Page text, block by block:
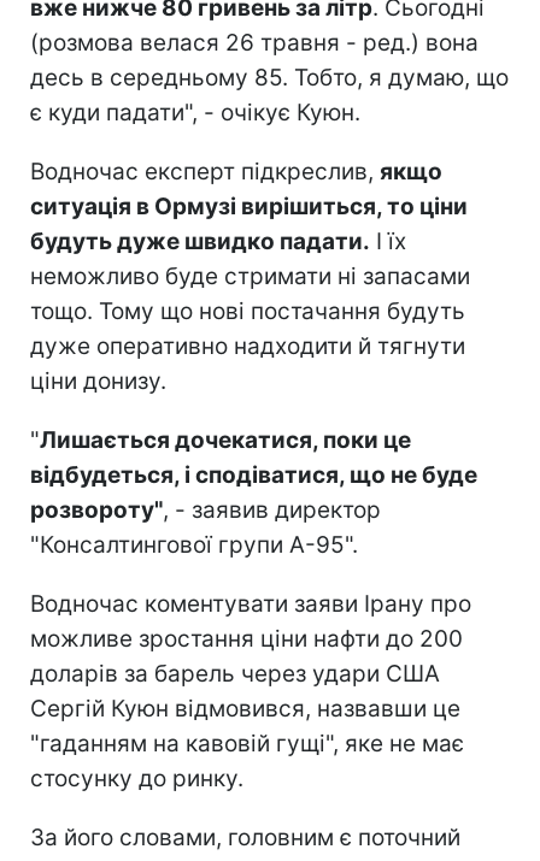
вже нижче 80 гривень за літр. Сьогодні
(розмова велася 26 травня - ред.) вона
десь в середньому 85. Тобто, я думаю, що
є куди падати", - очікує Куюн.
Водночас експерт підкреслив, якщо
ситуація в Ормузі вирішиться, то ціни
будуть дуже швидко падати. І їх
неможливо буде стримати ні запасами
тощо. Тому що нові постачання будуть
дуже оперативно надходити й тягнути
ціни донизу.
"Лишається дочекатися, поки це
відбудеться, і сподіватися, що не буде
розвороту", - заявив директор
"Консалтингової групи А-95".
Водночас коментувати заяви Ірану про
можливе зростання ціни нафти до 200
доларів за барель через удари США
Сергій Куюн відмовився, назвавши це
"гаданням на кавовій гущі", яке не має
стосунку до ринку.
За його словами, головним є поточний